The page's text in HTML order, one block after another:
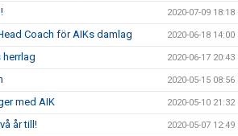
2020-07-09 18:18
Coach för AIKs damlag 2020-06-18 14:00
herrlag 2020-06-17 20:43
2020-05-15 08:56
med AIK 2020-05-10 21:32
år till! 2020-05-07 12:49